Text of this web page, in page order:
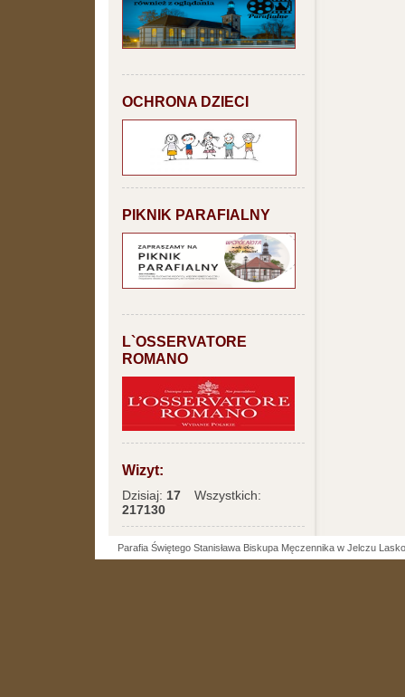
OCHRONA DZIECI
PIKNIK PARAFIALNY
L`OSSERVATORE
ROMANO
Wizyt:
Dzisiaj: 17
Wszystkich:
217130
Parafia Świętego Stanisława Biskupa Męczennika w Jelczu